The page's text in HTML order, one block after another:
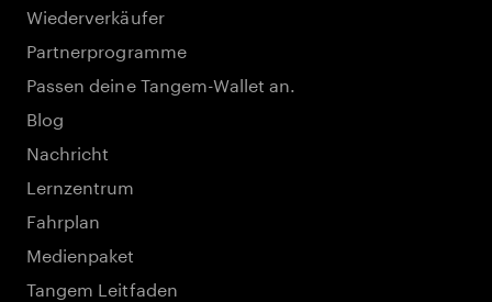
Wiederverkäufer
Partnerprogramme
Passen deine Tangem-Wallet an.
Blog
Nachricht
Lernzentrum
Fahrplan
Medienpaket
Tangem Leitfaden